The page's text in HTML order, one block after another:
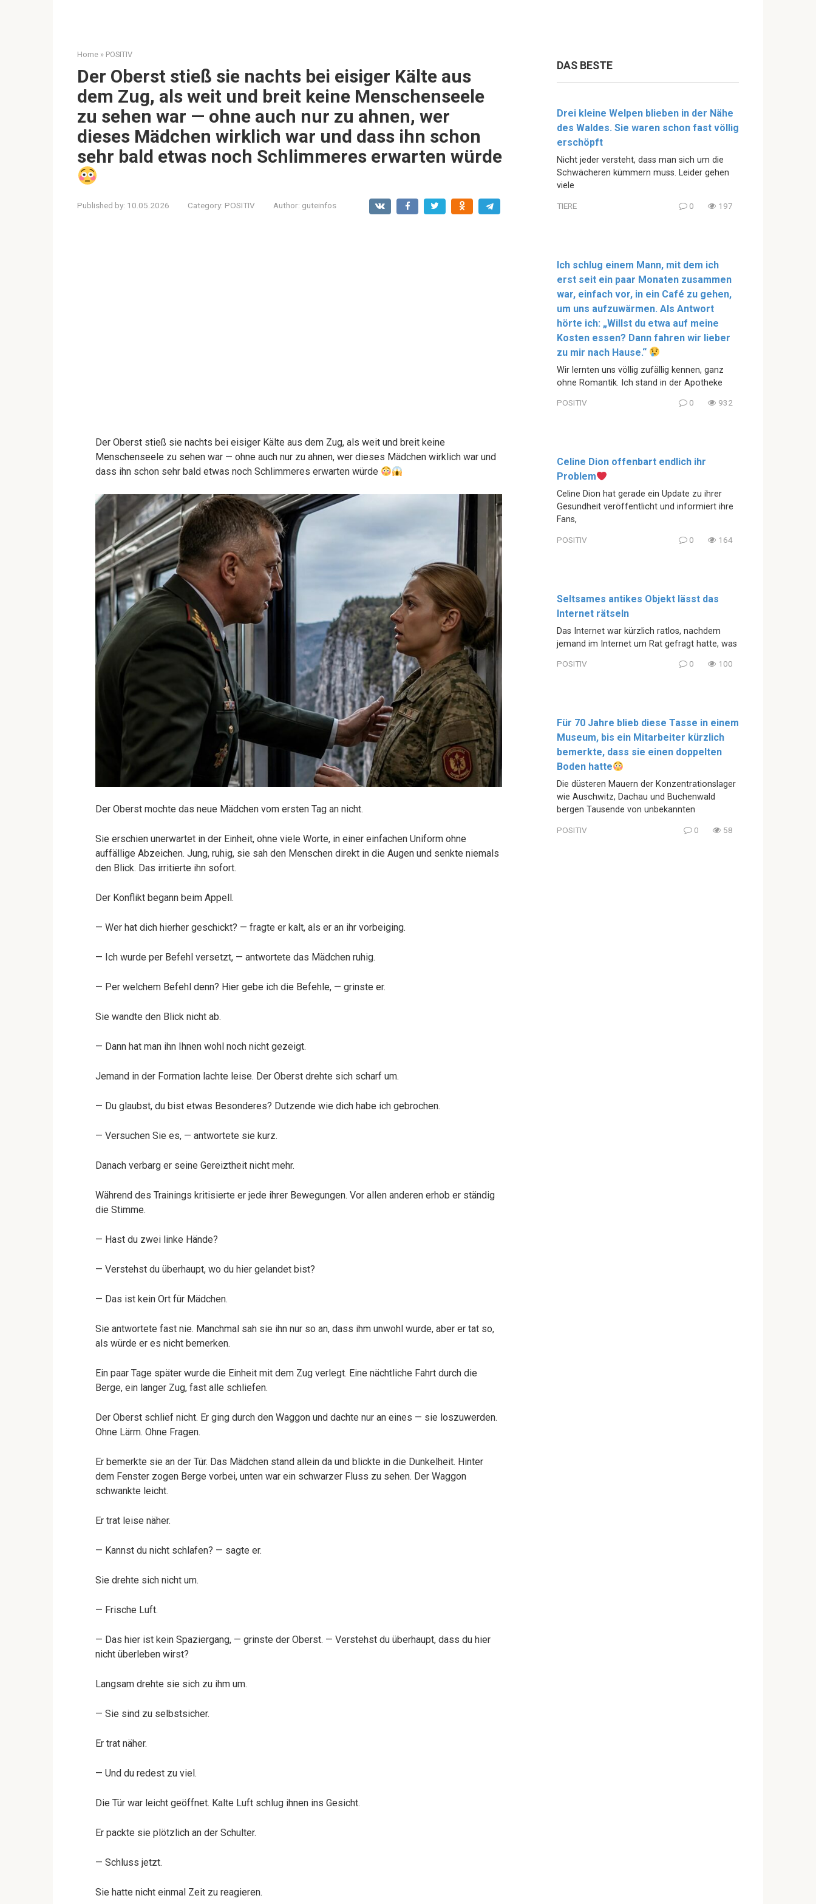
Home » POSITIV
Der Oberst stieß sie nachts bei eisiger Kälte aus
dem Zug, als weit und breit keine Menschenseele
zu sehen war — ohne auch nur zu ahnen, wer
dieses Mädchen wirklich war und dass ihn schon
sehr bald etwas noch Schlimmeres erwarten würde
Published by: 10.05.2026 Category: POSITIV Author: guteinfos
Der Oberst stieß sie nachts bei eisiger Kälte aus dem Zug, als weit und breit keine
Menschenseele zu sehen war — ohne auch nur zu ahnen, wer dieses Mädchen wirklich war und
dass ihn schon sehr bald etwas noch Schlimmeres erwarten würde
Der Oberst mochte das neue Mädchen vom ersten Tag an nicht.
Sie erschien unerwartet in der Einheit, ohne viele Worte, in einer einfachen Uniform ohne
auffällige Abzeichen. Jung, ruhig, sie sah den Menschen direkt in die Augen und senkte niemals
den Blick. Das irritierte ihn sofort.
Der Konflikt begann beim Appell.
— Wer hat dich hierher geschickt? — fragte er kalt, als er an ihr vorbeiging.
— Ich wurde per Befehl versetzt, — antwortete das Mädchen ruhig.
— Per welchem Befehl denn? Hier gebe ich die Befehle, — grinste er.
Sie wandte den Blick nicht ab.
— Dann hat man ihn Ihnen wohl noch nicht gezeigt.
Jemand in der Formation lachte leise. Der Oberst drehte sich scharf um.
— Du glaubst, du bist etwas Besonderes? Dutzende wie dich habe ich gebrochen.
— Versuchen Sie es, — antwortete sie kurz.
Danach verbarg er seine Gereiztheit nicht mehr.
Während des Trainings kritisierte er jede ihrer Bewegungen. Vor allen anderen erhob er ständig
die Stimme.
— Hast du zwei linke Hände?
— Verstehst du überhaupt, wo du hier gelandet bist?
— Das ist kein Ort für Mädchen.
Sie antwortete fast nie. Manchmal sah sie ihn nur so an, dass ihm unwohl wurde, aber er tat so,
als würde er es nicht bemerken.
Ein paar Tage später wurde die Einheit mit dem Zug verlegt. Eine nächtliche Fahrt durch die
Berge, ein langer Zug, fast alle schliefen.
Der Oberst schlief nicht. Er ging durch den Waggon und dachte nur an eines — sie loszuwerden.
Ohne Lärm. Ohne Fragen.
Er bemerkte sie an der Tür. Das Mädchen stand allein da und blickte in die Dunkelheit. Hinter
dem Fenster zogen Berge vorbei, unten war ein schwarzer Fluss zu sehen. Der Waggon
schwankte leicht.
Er trat leise näher.
— Kannst du nicht schlafen? — sagte er.
Sie drehte sich nicht um.
— Frische Luft.
— Das hier ist kein Spaziergang, — grinste der Oberst. — Verstehst du überhaupt, dass du hier
nicht überleben wirst?
Langsam drehte sie sich zu ihm um.
— Sie sind zu selbstsicher.
Er trat näher.
— Und du redest zu viel.
Die Tür war leicht geöffnet. Kalte Luft schlug ihnen ins Gesicht.
Er packte sie plötzlich an der Schulter.
— Schluss jetzt.
Sie hatte nicht einmal Zeit zu reagieren.
DAS BESTE
Drei kleine Welpen blieben in der Nähe
des Waldes. Sie waren schon fast völlig
erschöpft
Nicht jeder versteht, dass man sich um die
Schwächeren kümmern muss. Leider gehen
viele
TIERE 0 197
Ich schlug einem Mann, mit dem ich
erst seit ein paar Monaten zusammen
war, einfach vor, in ein Café zu gehen,
um uns aufzuwärmen. Als Antwort
hörte ich: „Willst du etwa auf meine
Kosten essen? Dann fahren wir lieber
zu mir nach Hause.“
Wir lernten uns völlig zufällig kennen, ganz
ohne Romantik. Ich stand in der Apotheke
POSITIV 0 932
Celine Dion offenbart endlich ihr
Problem
Celine Dion hat gerade ein Update zu ihrer
Gesundheit veröffentlicht und informiert ihre
Fans,
POSITIV 0 164
Seltsames antikes Objekt lässt das
Internet rätseln
Das Internet war kürzlich ratlos, nachdem
jemand im Internet um Rat gefragt hatte, was
POSITIV 0 100
Für 70 Jahre blieb diese Tasse in einem
Museum, bis ein Mitarbeiter kürzlich
bemerkte, dass sie einen doppelten
Boden hatte
Die düsteren Mauern der Konzentrationslager
wie Auschwitz, Dachau und Buchenwald
bergen Tausende von unbekannten
POSITIV 0 58